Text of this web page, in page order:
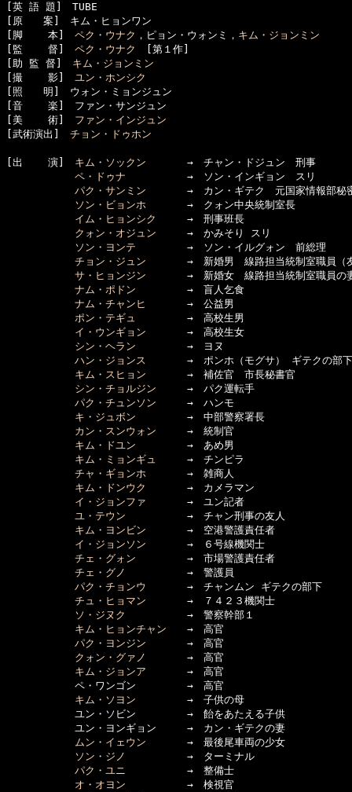
[英 語 題]　TUBE
[原　　案]　キム・ヒョンワン
[脚    本] ペク・ウナク ，ピョン・ウォンミ， キム・ジョンミン
[監    督] ペク・ウナク
[第１作]
[助 監 督] キム・ジョンミン
[撮    影] ユン・ホンシク
[照　　明]　ウォン・ミョンジュン
[音    楽]　ファン・サンジュン
[美    術] ファン・インジュン
[武術演出] チョン・ドゥホン
[出    演] キム・ソックン →　チャン・ドジュン　刑事
ペ・ドゥナ →　ソン・インギョン　スリ
パク・サンミン →　カン・ギテク　元国家情報部秘
ソン・ビョンホ →　クォン中央統制室長
イム・ヒョンシク
→　刑事班長
クォン・オジュン →　かみそり スリ
ソン・ヨンテ →　ソン・イルグォン　前総理
チョン・ジュン →　新婚男　線路担当統制室職員（
サ・ヒョンジン →　新婚女　線路担当統制室職員の
ナム・ポドン →　盲人乞食
ナム・チャンヒ
→　公益男
ポン・テギュ
→　高校生男
イ・ウンギョン →　高校生女
シン・ヘラン →　ヨヌ
ハン・ジョンス →　ポンホ（モグサ） ギテクの部下
キム・スヒョン →　補佐官　市長秘書官
シン・チョルジン →　パク運転手
パク・チュンソン →　ハンモ
キ・ジュボン →　中部警察署長
カン・スンウォン →　統制官
キム・ドユン →　あめ男
キム・ミョンギュ
→　チンピラ
チャ・ギョンホ →　雑商人
キム・ドンウク
→　カメラマン
イ・ジョンファ →　ユン記者
ユ・テウン →　チャン刑事の友人
キム・ヨンビン →　空港警護責任者
イ・ジョンソン →　６号線機関士
チェ・グォン →　市場警護責任者
チェ・グノ
→　警護員
パク・チョンウ
→　チャンムン ギテクの部下
チュ・ヒョマン →　７４２３機関士
ソ・ジヌク
→　警察幹部１
キム・ヒョンチャン →　高官
パク・ヨンジン →　高官
クォン・グァノ
→　高官
キム・ジョンア →　高官
      　　　ペ・ワンゴン　　　　　→　高官
キム・ソヨン →　子供の母
      　　　ユン・ソビン　　　　　→　飴をあたえる子供
      　　　ユン・ヨンギョン　　　→　カン・ギテクの妻
ムン・イェウン →　最後尾車両の少女
ソン・ジノ
→　ターミナル
パク・ユニ →　整備士
オ・オヨン →　検視官